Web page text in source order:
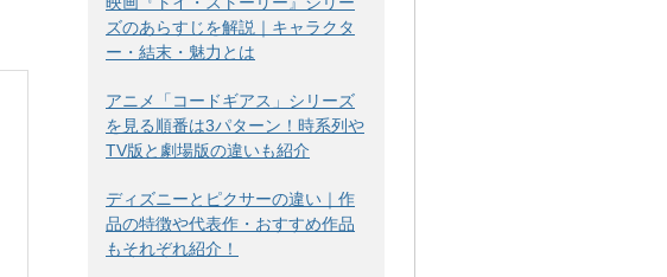
ズのあらすじを解説｜キャラクタ
ー・結末・魅力とは
アニメ「コードギアス」シリーズ
を見る順番は3パターン！時系列や
TV版と劇場版の違いも紹介
ディズニーとピクサーの違い｜作
品の特徴や代表作・おすすめ作品
もそれぞれ紹介！